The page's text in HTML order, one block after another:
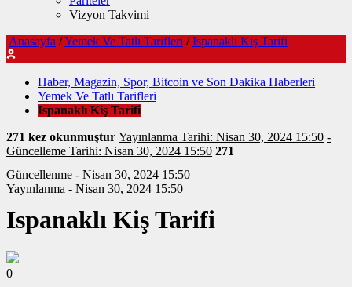
Vizyon Takvimi
Anasayfa /Yemek Ve Tatlı Tarifleri / Ispanaklı Kiş Tarifi
Haber, Magazin, Spor, Bitcoin ve Son Dakika Haberleri
Yemek Ve Tatlı Tarifleri
Ispanaklı Kiş Tarifi
271 kez okunmuştur Yayınlanma Tarihi: Nisan 30, 2024 15:50 -
Güncelleme Tarihi: Nisan 30, 2024 15:50 271
Güncellenme - Nisan 30, 2024 15:50
Yayınlanma - Nisan 30, 2024 15:50
Ispanaklı Kiş Tarifi
0